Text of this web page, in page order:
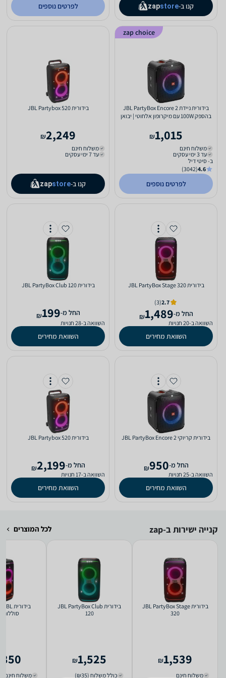
קנו ב- zapstore לפרטים נוספים
בידורית ניידת JBL PartyBox Encore 2
בהספק 100W עם מיקרופון אלחוטי | יבואן
1,015
₪
משלוח חינם
עד 3 ימי עסקים
ב- סיטי דיל
4.6
(3042)
לפרטים נוספים
zap choice
בידורית JBL Partybox 520
2,249
₪
משלוח חינם
עד 7 ימי עסקים
קנו ב- zapstore
‏בידורית JBL PartyBox Stage 320
2.7
(3)
‫החל מ-1,489
₪
השוואה ב-20 חנויות
השוואת מחירים
‏בידורית JBL PartyBox Club 120
‫החל מ-199
₪
השוואה ב-28 חנויות
השוואת מחירים
‏בידורית קריוקי JBL PartyBox Encore 2
‫החל מ-950
₪
השוואה ב-25 חנויות
השוואת מחירים
‏בידורית JBL Partybox 520
‫החל מ-2,199
₪
השוואה ב-17 חנויות
השוואת מחירים
קנייה ישירות ב-zap לכל המוצרים
‏בידורית JBL PartyBox Stage
320
1,539
₪
משלוח חינם
‏בידורית JBL PartyBox Club
120
1,525
₪
כולל משלוח (₪35)
סוללות 600W
משלוח חינם